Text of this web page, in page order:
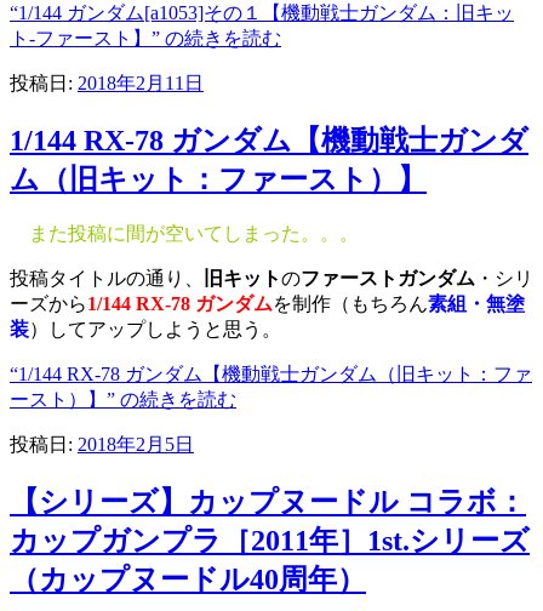
“1/144 ガンダム[a1053]その１【機動戦士ガンダム：旧キッ
ト-ファースト】” の続きを読む
投稿日: 2018年2月11日
1/144 RX-78 ガンダム【機動戦士ガンダ
ム（旧キット：ファースト）】
また投稿に間が空いてしまった。。。
投稿タイトルの通り、 旧キットのファーストガンダム ・シリ
ーズから1/144 RX-78 ガンダムを制作（もちろん素組・無塗
装）してアップしようと思う。
“1/144 RX-78 ガンダム【機動戦士ガンダム（旧キット：ファ
ースト）】” の続きを読む
投稿日: 2018年2月5日
【シリーズ】カップヌードル コラボ：
カップガンプラ［2011年］1st.シリーズ
（カップヌードル40周年）